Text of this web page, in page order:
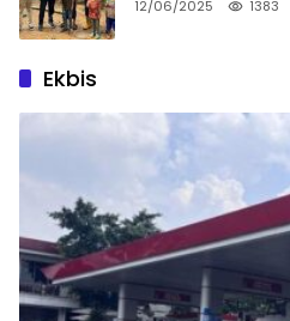
12/06/2025 1383
Ekbis